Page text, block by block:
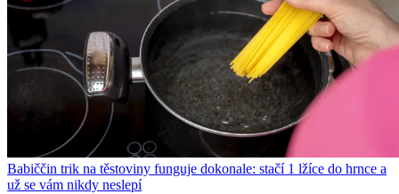
Babiččin trik na těstoviny funguje dokonale: stačí 1 lžíce do hrnce a
už se vám nikdy neslepí